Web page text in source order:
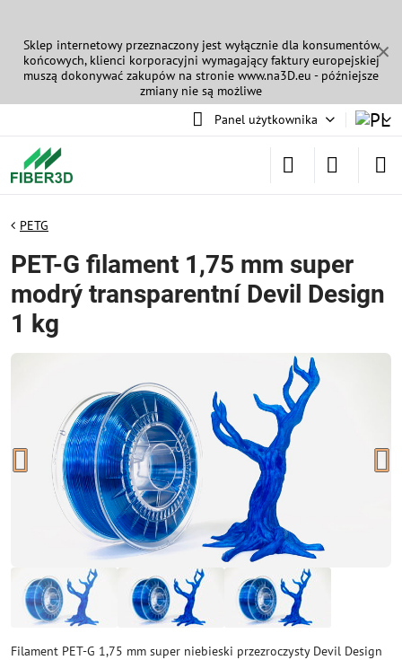
✕
Sklep internetowy przeznaczony jest wyłącznie dla konsumentów
końcowych, klienci korporacyjni wymagający faktury europejskiej
muszą dokonywać zakupów na stronie www.na3D.eu - późniejsze
zmiany nie są możliwe
Panel użytkownika
PETG
PET-G filament 1,75 mm super
modrý transparentní Devil Design
1 kg
Filament PET-G 1,75 mm super niebieski przezroczysty Devil Design